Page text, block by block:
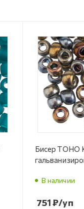
Бисер TOHO
В наличии
751₽/уп